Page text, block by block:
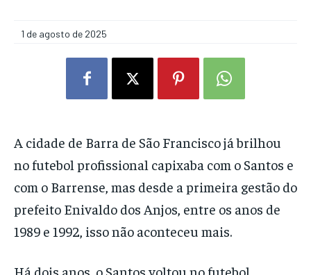
1 de agosto de 2025
A cidade de Barra de São Francisco já brilhou
no futebol profissional capixaba com o Santos e
com o Barrense, mas desde a primeira gestão do
prefeito Enivaldo dos Anjos, entre os anos de
1989 e 1992, isso não aconteceu mais.
Há dois anos, o Santos voltou no futebol